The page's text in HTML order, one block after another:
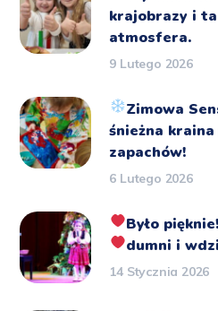
krajobrazy i
atmosfera.
9 Lutego 2026
Zimowa
śnieżna
zapachów!
6 Lutego 2026
Było pięknie!
dumni i
14 Stycznia 2026